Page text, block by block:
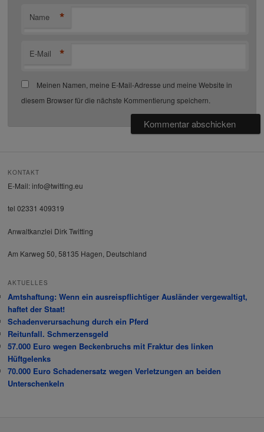
Name *
E-Mail *
Meinen Namen, meine E-Mail-Adresse und meine Website in
diesem Browser für die nächste Kommentierung speichern.
KONTAKT
E-Mail: info@twitting.eu
tel 02331 409319
Anwaltkanzlei Dirk Twitting
Am Karweg 50, 58135 Hagen, Deutschland
AKTUELLES
Amtshaftung: Wenn ein ausreispflichtiger Ausländer vergewaltigt,
haftet der Staat!
Schadenverursachung durch ein Pferd
Reitunfall. Schmerzensgeld
57.000 Euro wegen Beckenbruchs mit Fraktur des linken
Hüftgelenks
70.000 Euro Schadenersatz wegen Verletzungen an beiden
Unterschenkeln